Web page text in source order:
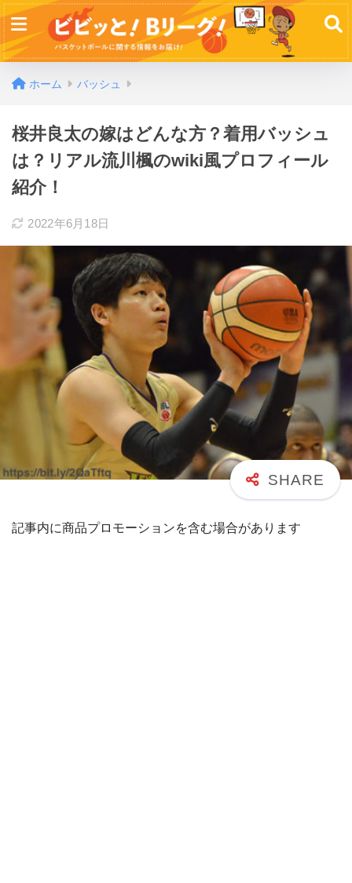
ホーム バッシュ
桜井良太の嫁はどんな方？着用バッシュ
は？リアル流川楓のwiki風プロフィール
紹介！
2022年6月18日
記事内に商品プロモーションを含む場合があります